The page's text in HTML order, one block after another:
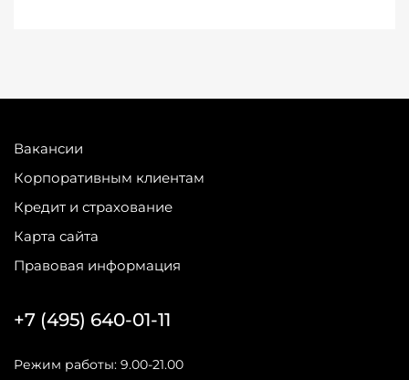
Вакансии
Корпоративным клиентам
Кредит и страхование
Карта сайта
Правовая информация
+7 (495) 640-01-11
Режим работы: 9.00-21.00